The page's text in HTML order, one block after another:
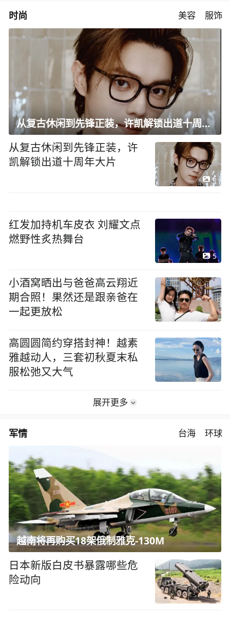
时尚 美容 服饰
从复古休闲到先锋正装，许凯解锁出道十周年大片
从复古休闲到先锋正装，许
凯解锁出道十周年大片
6
红发加持机车皮衣 刘耀文点
燃野性炙热舞台
5
小酒窝晒出与爸爸高云翔近
期合照！果然还是跟亲爸在
一起更放松
高圆圆简约穿搭封神！越素
雅越动人，三套初秋夏末私
服松弛又大气
展开更多
军情 台海 环球
越南将再购买18架俄制雅克-130M
日本新版白皮书暴露哪些危
险动向